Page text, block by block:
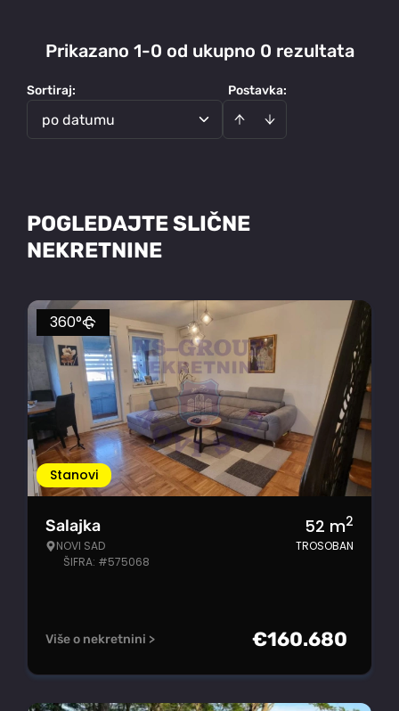
Prikazano 1-0 od ukupno 0 rezultata
Postavka:
Sortiraj:
po datumu
POGLEDAJTE SLIČNE
NEKRETNINE
Stanovi
360°
Salajka
NOVI SAD
ŠIFRA: #575068
52 m2
TROSOBAN
Više o nekretnini > €160.680